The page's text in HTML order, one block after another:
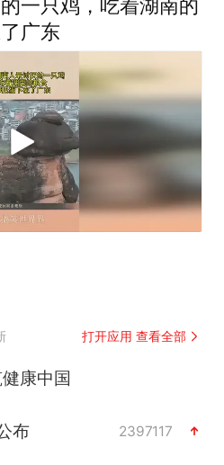
一只鸡，吃着湖南的
广东
打开应用 查看全部
康中国
布 2397117